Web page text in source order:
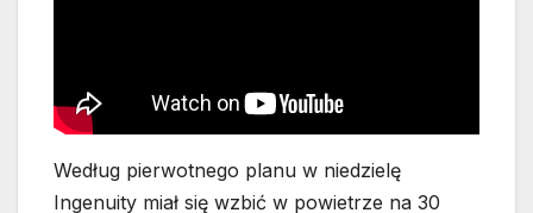
Według pierwotnego planu w niedzielę
Ingenuity miał się wzbić w powietrze na 30